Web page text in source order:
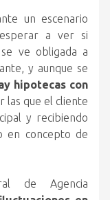
un escenario
a ver si
ve obligada a
y aunque se
hipotecas con
las que el cliente
y recibiendo
en concepto de
de Agencia